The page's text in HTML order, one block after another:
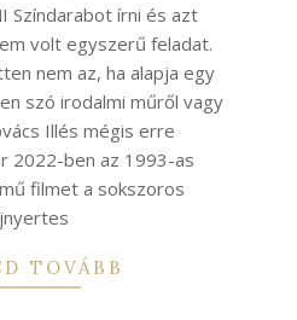
Színdarabot írni és azt
volt egyszerű feladat.
nem az, ha alapja egy
szó irodalmi műről vagy
Illés mégis erre
2022-ben az 1993-as
filmet a sokszoros
TOVÁBB